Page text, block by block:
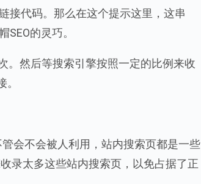
接代码。那么在这个提示这里，这串
的灵巧。
。然后等搜索引擎按照一定的比例来收
会不会被人利用，站内搜索页都是一些
录太多这些站内搜索页，以免占据了正